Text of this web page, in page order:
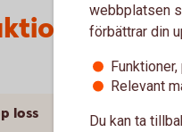
loss
webbplatsen
förbättrar din
Relevant
Du kan ta